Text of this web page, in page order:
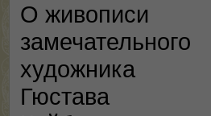
О живописи
замечательного
художника
Гюстава